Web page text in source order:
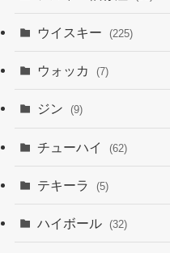
ウイスキー (225)
ウォッカ (7)
ジン (9)
チューハイ (62)
テキーラ (5)
ハイボール (32)